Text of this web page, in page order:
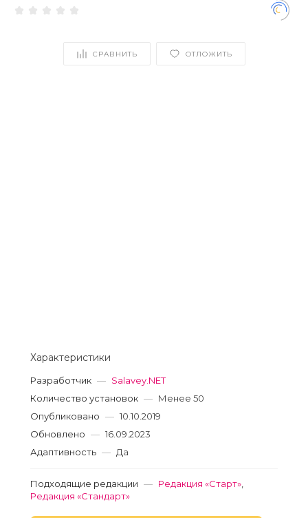
СРАВНИТЬ ОТЛОЖИТЬ
Характеристики
Разработчик — Salavey.NET
Количество установок — Менее 50
Опубликовано — 10.10.2019
Обновлено — 16.09.2023
Адаптивность — Да
Подходящие редакции — Редакция «Старт»
Редакция «Стандарт»